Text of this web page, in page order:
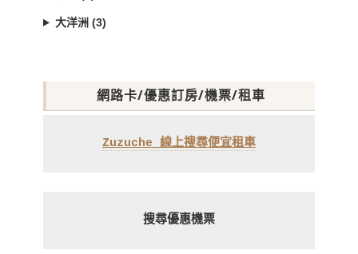
大洋洲 (3)
網路卡/優惠訂房/機票/租車
Zuzuche 線上搜尋便宜租車
搜尋優惠機票